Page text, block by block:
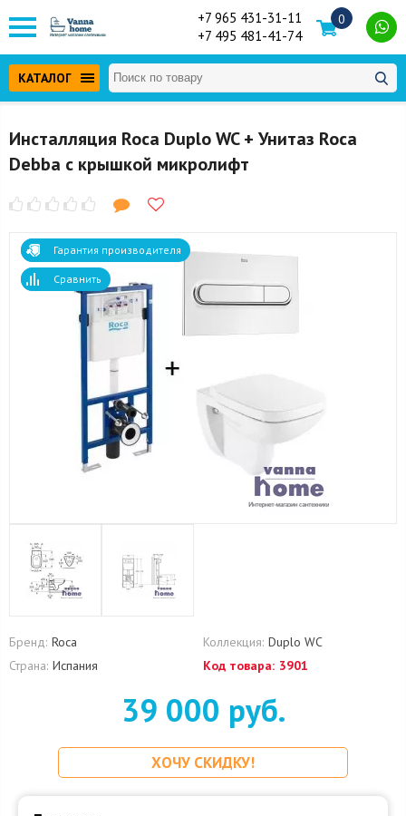
+7 965 431-31-11
+7 495 481-41-74
0
КАТАЛОГ
Инсталляция Roca Duplo WC + Унитаз Roca
Debba с крышкой микролифт
Гарантия производителя
Сравнить
Бренд: Roca Коллекция: Duplo WC
Страна: Испания Код товара: 3901
39 000 руб.
ХОЧУ СКИДКУ!